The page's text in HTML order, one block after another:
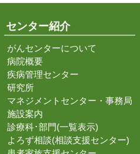
センター紹介
がんセンターについて
病院概要
疾病管理センター
研究所
マネジメントセンター・事務局
施設案内
診療科･部門(一覧表示)
よろず相談(相談支援センター)